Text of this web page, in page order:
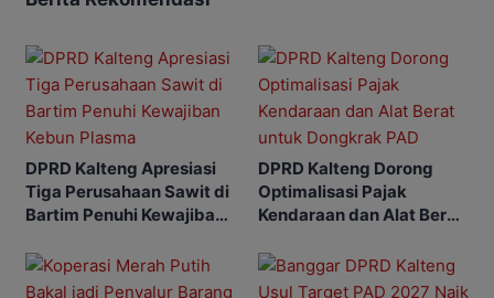
DPRD Kalteng Apresiasi
Tiga Perusahaan Sawit di
Bartim Penuhi Kewajiban
DPRD Kalteng Dorong
Optimalisasi Pajak
Kendaraan dan Alat Berat